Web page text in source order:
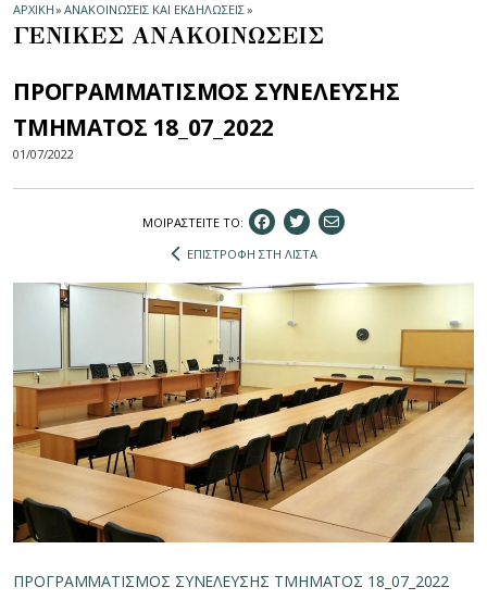
ΑΡΧΙΚΗ» ΑΝΑΚΟΙΝΩΣΕΙΣ ΚΑΙ ΕΚΔΗΛΩΣΕΙΣ»
ΓΕΝΙΚΕΣ ΑΝΑΚΟΙΝΩΣΕΙΣ
ΠΡΟΓΡΑΜΜΑΤΙΣΜΟΣ ΣΥΝΕΛΕΥΣΗΣ
ΤΜΗΜΑΤΟΣ 18_07_2022
01/07/2022
ΜΟΙΡΑΣΤEIΤΕ ΤΟ:
ΕΠΙΣΤΡΟΦΗ ΣΤΗ ΛΙΣΤΑ
ΠΡΟΓΡΑΜΜΑΤΙΣΜΟΣ ΣΥΝΕΛΕΥΣΗΣ ΤΜΗΜΑΤΟΣ 18_07_2022